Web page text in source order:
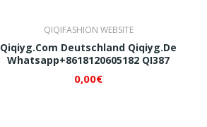
QIQIFASHION WEBSITE
Qiqiyg.com Deutschland Qiqiyg.de
Whatsapp+8618120605182 QI387
0,00€